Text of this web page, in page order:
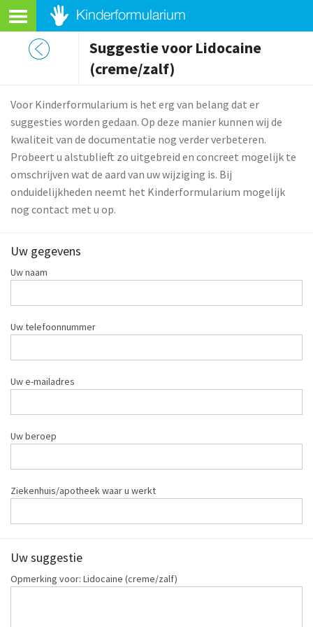
Suggestie voor Lidocaine
(creme/zalf)
Voor Kinderformularium is het erg van belang dat er
suggesties worden gedaan. Op deze manier kunnen wij de
kwaliteit van de documentatie nog verder verbeteren.
Probeert u alstublieft zo uitgebreid en concreet mogelijk te
omschrijven wat de aard van uw wijziging is. Bij
onduidelijkheden neemt het Kinderformularium mogelijk
nog contact met u op.
Uw gegevens
Uw naam
Uw telefoonnummer
Uw e-mailadres
Uw beroep
Ziekenhuis/apotheek waar u werkt
Uw suggestie
Opmerking voor: Lidocaine (creme/zalf)